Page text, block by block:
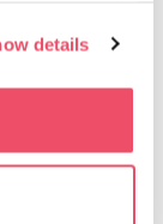
meters
it for
details
vin